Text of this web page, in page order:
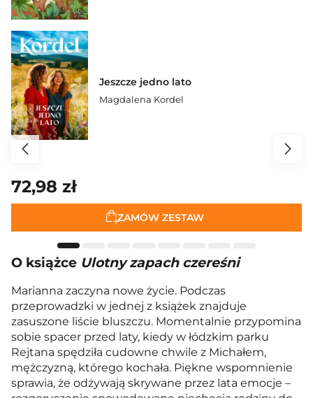
Jeszcze jedno lato
Magdalena Kordel
72,98 zł
ZAMÓW ZESTAW
O książce Ulotny zapach czereśni
Marianna zaczyna nowe życie. Podczas
przeprowadzki w jednej z książek znajduje
zasuszone liście bluszczu. Momentalnie przypomina
sobie spacer przed laty, kiedy w łódzkim parku
Rejtana spędziła cudowne chwile z Michałem,
mężczyzną, którego kochała. Piękne wspomnienie
sprawia, że odżywają skrywane przez lata emocje –